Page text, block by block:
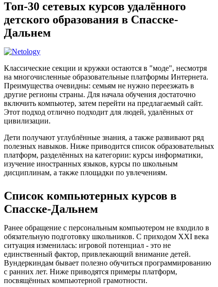
Топ-30 сетевых курсов удалённого
детского образования в Спасске-
Дальнем
Классические секции и кружки остаются в "моде", несмотря
на многочисленные образовательные платформы Интернета.
Преимущества очевидны: семьям не нужно переезжать в
другие регионы страны. Для начала обучения достаточно
включить компьютер, затем перейти на предлагаемый сайт.
Этот подход отлично подходит для людей, удалённых от
цивилизации.
Дети получают углублённые знания, а также развивают ряд
полезных навыков. Ниже приводится список образовательных
платформ, разделённых на категории: курсы информатики,
изучение иностранных языков, курсы по школьным
дисциплинам, а также площадки по увлечениям.
Список компьютерных курсов в
Спасске-Дальнем
Ранее обращение с персональным компьютером не входило в
обязательную подготовку школьников. С приходом XXI века
ситуация изменилась: игровой потенциал - это не
единственный фактор, привлекающий внимание детей.
Вундеркиндам бывает полезно обучиться программированию
с ранних лет. Ниже приводятся примеры платформ,
посвящённых компьютерной грамотности.